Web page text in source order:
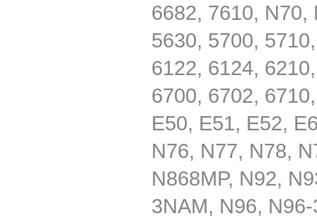
6682, 7610, N70,
5630, 5700,
6122, 6124,
6700, 6702,
E50, E51, E52,
N76, N77, N78,
N868MP, N92,
3NAM, N96,